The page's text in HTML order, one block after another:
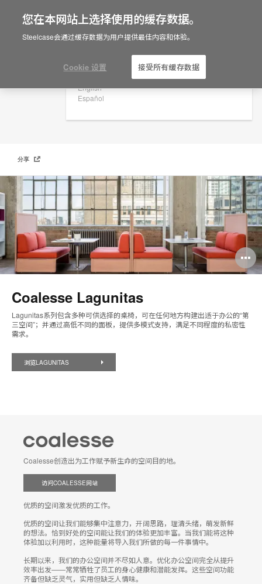
Are you in United States?
English
Español
Coalesse
分享
Coalesse Lagunitas
Lagunitas系列包含多种可供选择的桌椅，可在任何地方构建出适于办公的“第
三空间”；并通过高低不同的面板，提供多模式支持，满足不同程度的私密性
需求。
浏览LAGUNITAS
Coalesse创造出为工作赋予新生命的空间目的地。
访问COALESSE网站
优质的空间激发优质的工作。
优质的空间让我们能够集中注意力，开阔思路，理清头绪，萌发新鲜
的想法。恰到好处的空间能让我们的体验更加丰富。当我们能将这种
体验加以利用时，这种能量将导入我们所做的每一件事情中。
长期以来，我们的办公空间并不尽如人意。优化办公空间完全从提升
效率出发——常常牺牲了员工的身心健康和潜能发挥。这些空间功能
齐备但缺乏灵气，实用但缺乏人情味。
您在本网站上选择使用的缓存数据。
Steelcase会通过缓存数据为用户提供最佳内容和体验。
Cookie 设置 接受所有缓存数据